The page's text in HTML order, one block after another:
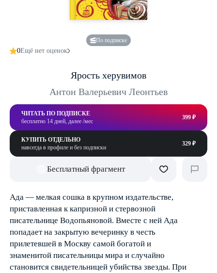
По подписке
0Ещё нет оценок
Ярость херувимов
Антон Валерьевич Леонтьев
ЧИТАТЬ ПО ПОДПИСКЕ
бесплатно 14 дней, далее /мес
399 ₽
КУПИТЬ ОТДЕЛЬНО
навсегда в профиле и без подписки
329 ₽
Бесплатный фрагмент
Ада — мелкая сошка в крупном издательстве,
приставленная к капризной и стервозной
писательнице Водопьяновой. Вместе с ней Ада
попадает на закрытую вечеринку в честь
прилетевшей в Москву самой богатой и
знаменитой писательницы мира и случайно
становится свидетельницей убийства звезды. При